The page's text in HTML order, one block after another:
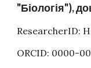
"Біологія"),
ResearcherID:
ORCID: 0000-